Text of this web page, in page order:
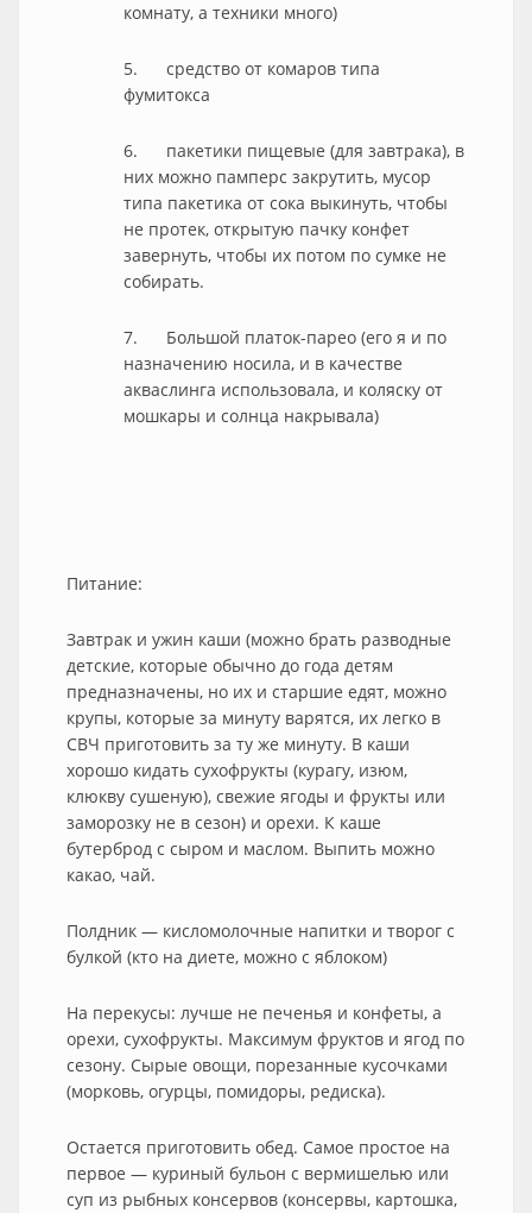
комнату, а техники много)
5. средство от комаров типа
фумитокса
6. пакетики пищевые (для завтрака), в
них можно памперс закрутить, мусор
типа пакетика от сока выкинуть, чтобы
не протек, открытую пачку конфет
завернуть, чтобы их потом по сумке не
собирать.
7. Большой платок-парео (его я и по
назначению носила, и в качестве
акваслинга использовала, и коляску от
мошкары и солнца накрывала)
Питание:
Завтрак и ужин каши (можно брать разводные
детские, которые обычно до года детям
предназначены, но их и старшие едят, можно
крупы, которые за минуту варятся, их легко в
СВЧ приготовить за ту же минуту. В каши
хорошо кидать сухофрукты (курагу, изюм,
клюкву сушеную), свежие ягоды и фрукты или
заморозку не в сезон) и орехи. К каше
бутерброд с сыром и маслом. Выпить можно
какао, чай.
Полдник — кисломолочные напитки и творог с
булкой (кто на диете, можно с яблоком)
На перекусы: лучше не печенья и конфеты, а
орехи, сухофрукты. Максимум фруктов и ягод по
сезону. Сырые овощи, порезанные кусочками
(морковь, огурцы, помидоры, редиска).
Остается приготовить обед. Самое простое на
первое — куриный бульон с вермишелью или
суп из рыбных консервов (консервы, картошка,